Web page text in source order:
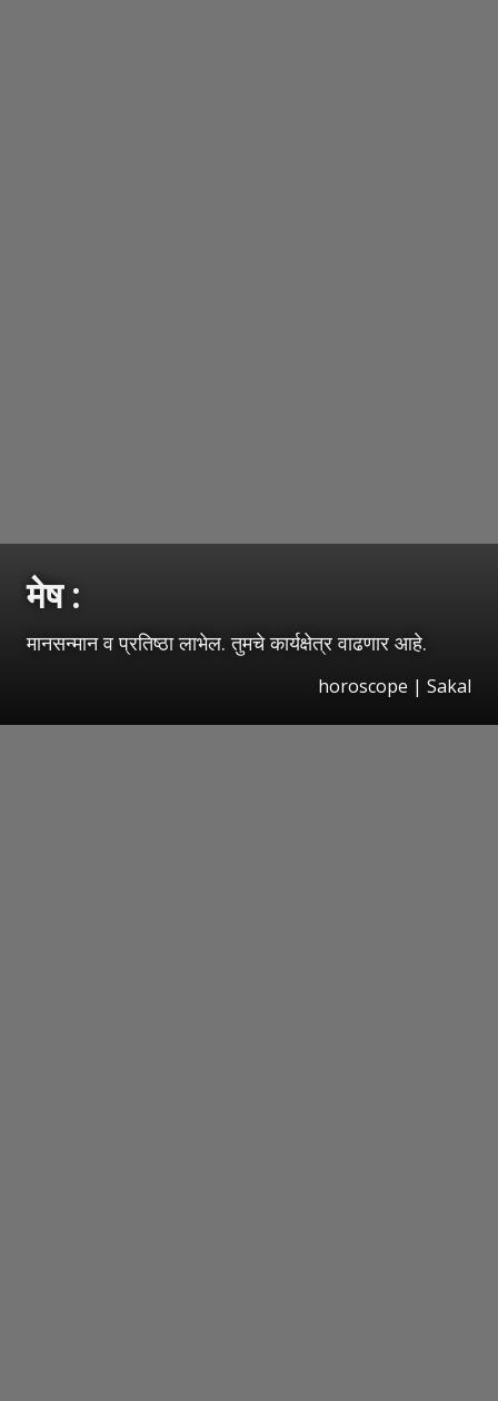
मेष :
मानसन्मान व प्रतिष्ठा लाभेल. तुमचे कार्यक्षेत्र वाढणार आहे.
horoscope | Sakal